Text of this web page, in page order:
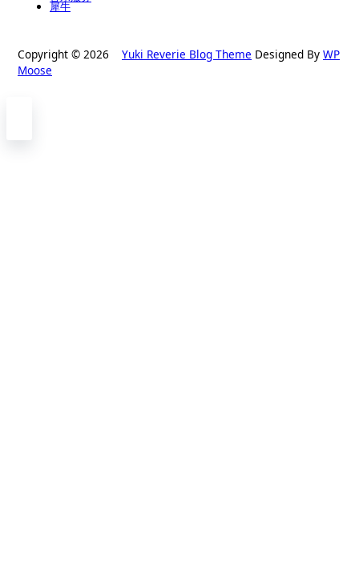
犀牛
Copyright © 2026 Yuki Reverie Blog Theme Designed By WP
Moose